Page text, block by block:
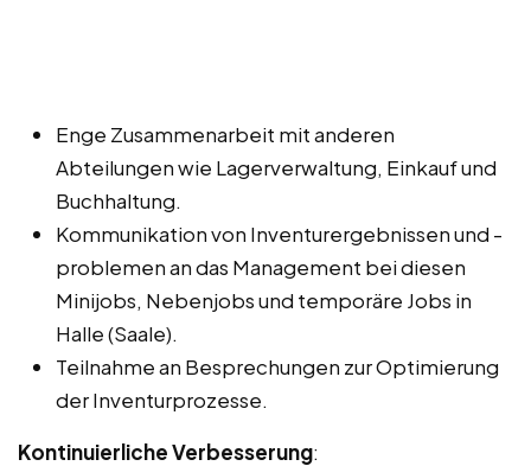
Enge Zusammenarbeit mit anderen
Abteilungen wie Lagerverwaltung, Einkauf und
Buchhaltung.
Kommunikation von Inventurergebnissen und -
problemen an das Management bei diesen
Minijobs, Nebenjobs und temporäre Jobs in
Halle (Saale).
Teilnahme an Besprechungen zur Optimierung
der Inventurprozesse.
Kontinuierliche Verbesserung: